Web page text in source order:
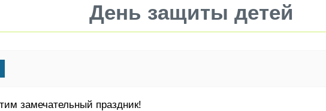
День защиты детей
замечательный праздник!